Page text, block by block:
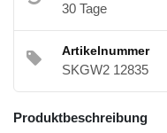
30 Tage
Artikelnummer
SKGW2 12835
Produktbeschreibung